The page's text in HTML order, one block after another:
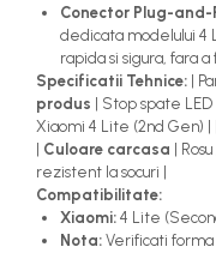
Conector Plug-and-
dedicata modelului 4
rapida si sigura, fara
Specificatii Tehnice: |
produs | Stop spate
Xiaomi 4 Lite (2nd Gen) | |
Culoare carcasa |
rezistent la socuri |
Compatibilitate:
Xiaomi: 4 Lite
Nota: Verificati forma